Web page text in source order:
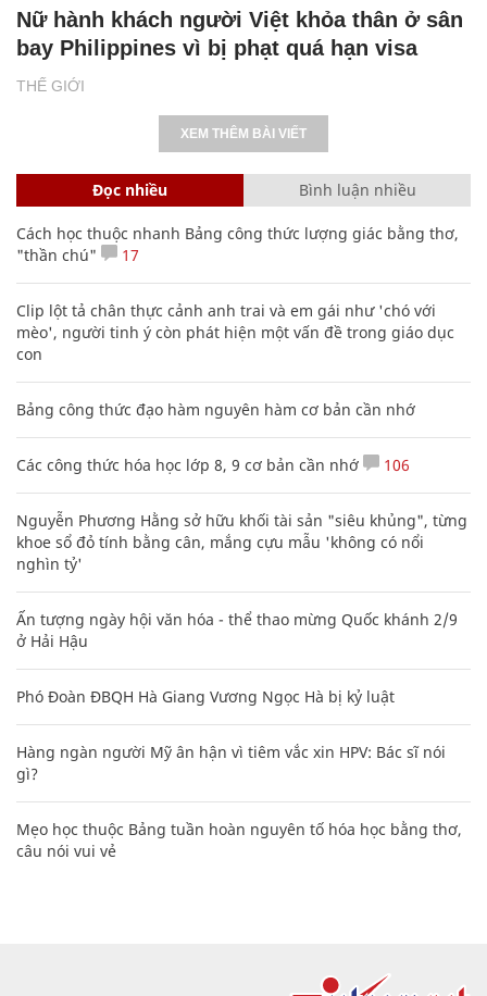
THẾ GIỚI
Nữ hành khách người Việt khỏa thân ở sân
bay Philippines vì bị phạt quá hạn visa
XEM THÊM BÀI VIẾT
Đọc nhiều Bình luận nhiều
Cách học thuộc nhanh Bảng công thức lượng giác bằng thơ,
"thần chú"
17
Clip lột tả chân thực cảnh anh trai và em gái như 'chó với
mèo', người tinh ý còn phát hiện một vấn đề trong giáo dục
con
Bảng công thức đạo hàm nguyên hàm cơ bản cần nhớ
Các công thức hóa học lớp 8, 9 cơ bản cần nhớ 106
Nguyễn Phương Hằng sở hữu khối tài sản "siêu khủng", từng
khoe sổ đỏ tính bằng cân, mắng cựu mẫu 'không có nổi
nghìn tỷ'
Ấn tượng ngày hội văn hóa - thể thao mừng Quốc khánh 2/9
ở Hải Hậu
Phó Đoàn ĐBQH Hà Giang Vương Ngọc Hà bị kỷ luật
Hàng ngàn người Mỹ ân hận vì tiêm vắc xin HPV: Bác sĩ nói
gì?
Mẹo học thuộc Bảng tuần hoàn nguyên tố hóa học bằng thơ,
câu nói vui vẻ